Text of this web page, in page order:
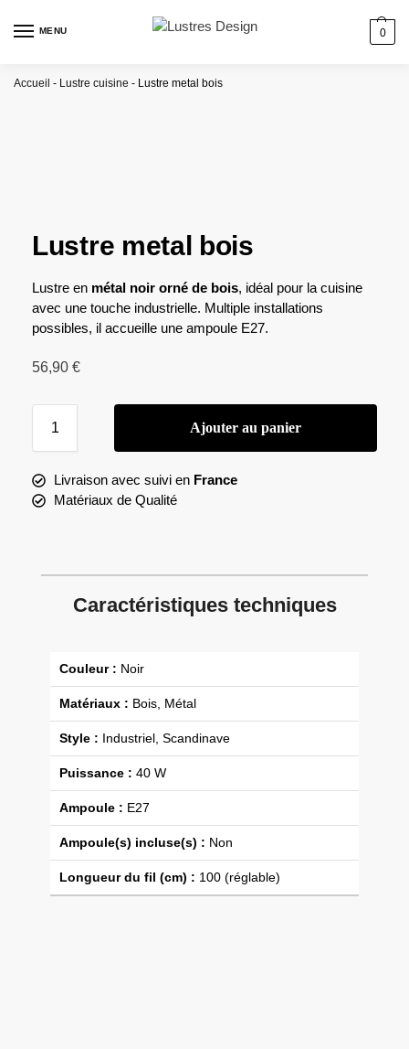
MENU 0
Accueil - Lustre cuisine - Lustre metal bois
Lustre metal bois
Lustre en métal noir orné de bois, idéal pour la cuisine
avec une touche industrielle. Multiple installations
possibles, il accueille une ampoule E27.
56,90 €
Ajouter au panier
Livraison avec suivi en France
Matériaux de Qualité
Caractéristiques techniques
Couleur : Noir
Matériaux : Bois, Métal
Style : Industriel, Scandinave
Puissance : 40 W
Ampoule : E27
Ampoule(s) incluse(s) : Non
Longueur du fil (cm) : 100 (réglable)